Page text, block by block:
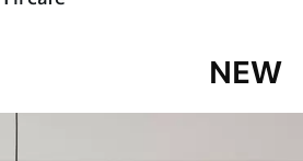
NEW